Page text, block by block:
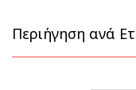
Περιήγηση ανά